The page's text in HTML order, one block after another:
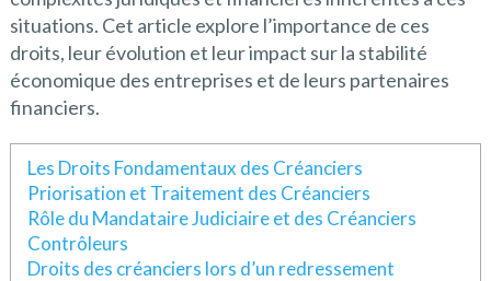
situations. Cet article explore l’importance de ces
droits, leur évolution et leur impact sur la stabilité
économique des entreprises et de leurs partenaires
financiers.
Les Droits Fondamentaux des Créanciers
Priorisation et Traitement des Créanciers
Rôle du Mandataire Judiciaire et des Créanciers
Contrôleurs
Droits des créanciers lors d’un redressement